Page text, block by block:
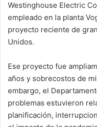
Westinghouse Electric
empleado en la planta
proyecto reciente de
Unidos.
Ese proyecto fue
años y sobrecostos de
embargo, el
problemas estuvieron
planificación,